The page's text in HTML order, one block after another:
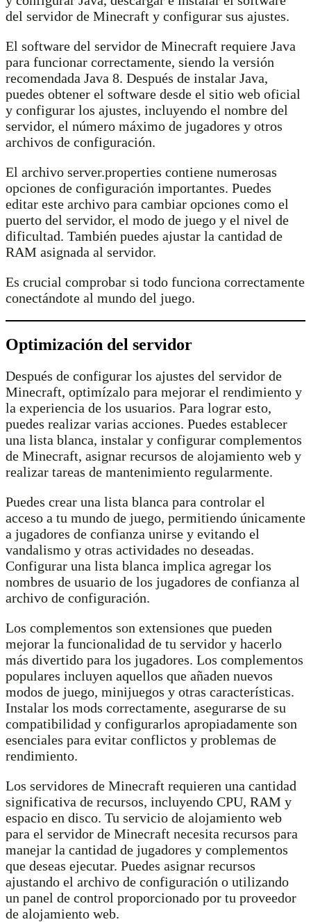
del servidor de Minecraft y configurar sus ajustes.
El software del servidor de Minecraft requiere Java
para funcionar correctamente, siendo la versión
recomendada Java 8. Después de instalar Java,
puedes obtener el software desde el sitio web oficial
y configurar los ajustes, incluyendo el nombre del
servidor, el número máximo de jugadores y otros
archivos de configuración.
El archivo server.properties contiene numerosas
opciones de configuración importantes. Puedes
editar este archivo para cambiar opciones como el
puerto del servidor, el modo de juego y el nivel de
dificultad. También puedes ajustar la cantidad de
RAM asignada al servidor.
Es crucial comprobar si todo funciona correctamente
conectándote al mundo del juego.
Optimización del servidor
Después de configurar los ajustes del servidor de
Minecraft, optimízalo para mejorar el rendimiento y
la experiencia de los usuarios. Para lograr esto,
puedes realizar varias acciones. Puedes establecer
una lista blanca, instalar y configurar complementos
de Minecraft, asignar recursos de alojamiento web y
realizar tareas de mantenimiento regularmente.
Puedes crear una lista blanca para controlar el
acceso a tu mundo de juego, permitiendo únicamente
a jugadores de confianza unirse y evitando el
vandalismo y otras actividades no deseadas.
Configurar una lista blanca implica agregar los
nombres de usuario de los jugadores de confianza al
archivo de configuración.
Los complementos son extensiones que pueden
mejorar la funcionalidad de tu servidor y hacerlo
más divertido para los jugadores. Los complementos
populares incluyen aquellos que añaden nuevos
modos de juego, minijuegos y otras características.
Instalar los mods correctamente, asegurarse de su
compatibilidad y configurarlos apropiadamente son
esenciales para evitar conflictos y problemas de
rendimiento.
Los servidores de Minecraft requieren una cantidad
significativa de recursos, incluyendo CPU, RAM y
espacio en disco. Tu servicio de alojamiento web
para el servidor de Minecraft necesita recursos para
manejar la cantidad de jugadores y complementos
que deseas ejecutar. Puedes asignar recursos
ajustando el archivo de configuración o utilizando
un panel de control proporcionado por tu proveedor
de alojamiento web.